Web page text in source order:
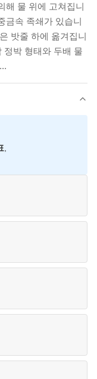
해 물 위에 고쳐집니
금속 족쇄가 있습니
밧줄 하에 옮겨집니
정박 형태와 두배 물